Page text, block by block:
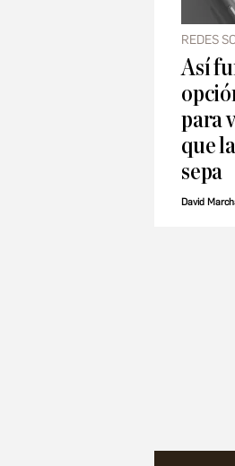
REDES
Así
para
que
sepa
David